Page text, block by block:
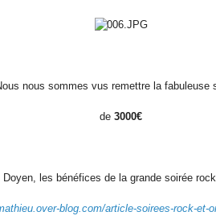
nous sommes vus remettre la fabuleuse
de3000€
les bénéfices de la grande soirée
blog.com/article-soirees-rock-et-